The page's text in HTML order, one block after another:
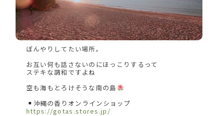
ぼんやりしてたい場所。
お互い何も話さないのにほっこりするって
ステキな調和ですよね
空も海もとろけそうな南の島
沖縄の香りオンラインショップ
https://gotas.stores.jp/